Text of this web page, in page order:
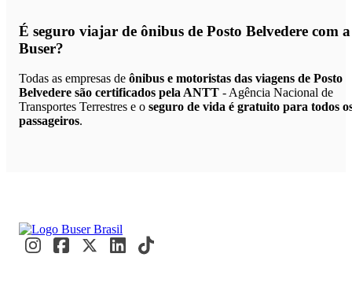
É seguro viajar de ônibus de Posto Belvedere com a
Buser?
Todas as empresas de ônibus e motoristas das viagens de Posto
Belvedere são certificados pela ANTT - Agência Nacional de
Transportes Terrestres e o seguro de vida é gratuito para todos
passageiros.